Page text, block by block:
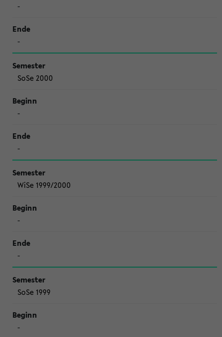
-
-
SoSe 2000
-
-
WiSe 1999/2000
-
-
SoSe 1999
-